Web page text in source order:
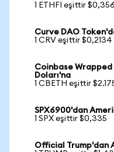
1 ETHFI eşittir
Curve DAO
1 CRV eşittir $0,2134
Coinbase
Doları'na
1 CBETH eşittir
SPX6900'dan
1 SPX eşittir $0,335
Official Trump'dan